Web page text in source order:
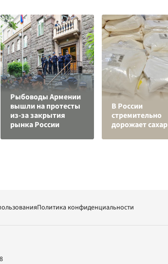
Рыбоводы Армении
вышли на протесты
из-за закрытия
рынка России
В России
стремительно
дорожает сахар
Политика конфиденциальности